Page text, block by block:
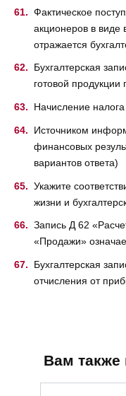
Фактическое
акционеров в виде
отражается
Бухгалтерская
готовой
Начисление
Источником
финансовых
вариантов ответа)
Укажите
жизни и
Запись Д 62
«Продажи»
Бухгалтерская
отчисления от
Вам также